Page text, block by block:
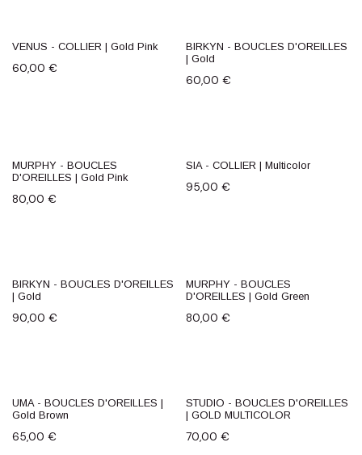
VENUS - COLLIER | Gold Pink
60,00 €
BIRKYN - BOUCLES D'OREILLES
| Gold
60,00 €
MURPHY - BOUCLES
D'OREILLES | Gold Pink
80,00 €
SIA - COLLIER | Multicolor
95,00 €
BIRKYN - BOUCLES D'OREILLES
| Gold
90,00 €
MURPHY - BOUCLES
D'OREILLES | Gold Green
80,00 €
UMA - BOUCLES D'OREILLES |
Gold Brown
65,00 €
STUDIO - BOUCLES D'OREILLES
| GOLD MULTICOLOR
70,00 €